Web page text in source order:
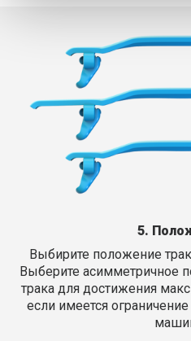
5.
Выбирите положение
Выберите асимметричное
трака для достижения
если имеется